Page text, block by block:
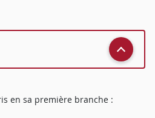
en sa première branche :